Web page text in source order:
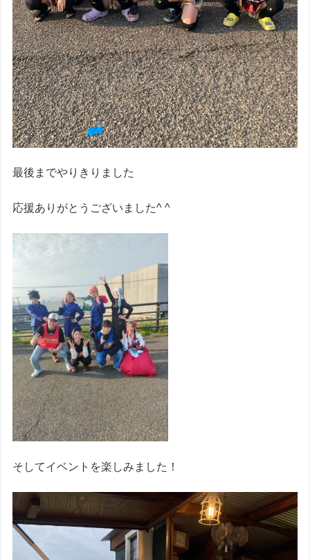
最後までやりきりました
応援ありがとうございました^ ^
そしてイベントを楽しみました！